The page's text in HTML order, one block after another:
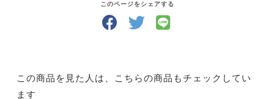
このページをシェアする
この商品を見た人は、こちらの商品もチェックしてい
ます